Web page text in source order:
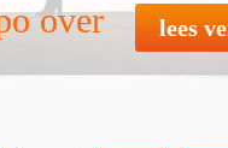
over lees